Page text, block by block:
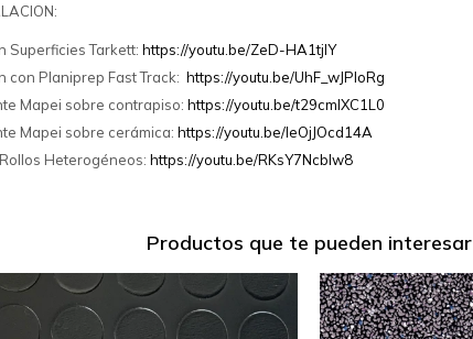
Superficies Tarkett: https://youtu.be/ZeD-HA1tjlY
con Planiprep Fast Track: https://youtu.be/UhF_wJPIoRg
Mapei sobre contrapiso: https://youtu.be/t29cmlXC1L0
Mapei sobre cerámica: https://youtu.be/IeOjJOcd14A
Heterogéneos: https://youtu.be/RKsY7Ncblw8
Productos que te pueden interesar